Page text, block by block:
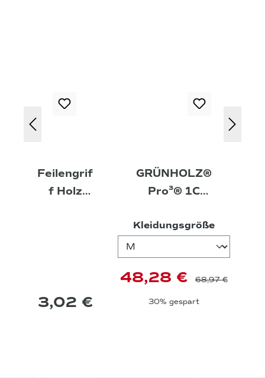
Feilengrif
f Holz
3,02 €
GRÜNHOLZ®
Pro³® 1C
langarm
Kleidungsgröße
48,28 € 68,97 €
30% gespart